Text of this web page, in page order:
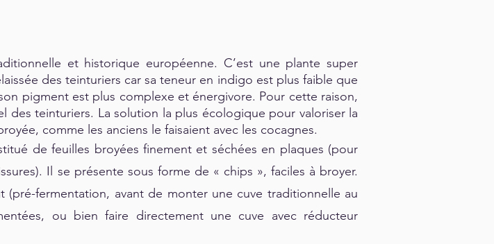
et historique européenne. C’est une plante super
des teinturiers car sa teneur en indigo est plus faible que
pigment est plus complexe et énergivore. Pour cette raison,
des teinturiers. La solution la plus écologique pour valoriser la
comme les anciens le faisaient avec les cocagnes.
de feuilles broyées finement et séchées en plaques (pour
Il se présente sous forme de « chips », faciles à broyer.
(pré-fermentation, avant de monter une cuve traditionnelle au
ou bien faire directement une cuve avec réducteur